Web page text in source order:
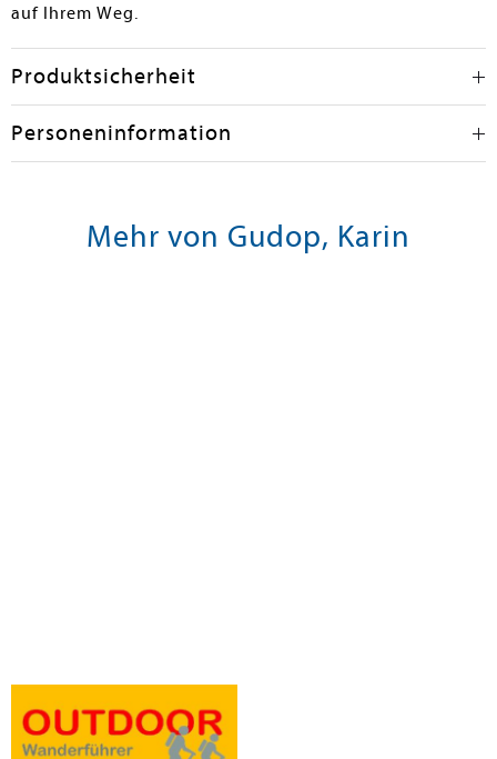
auf Ihrem Weg.
Produktsicherheit
Personeninformation
Mehr von Gudop, Karin